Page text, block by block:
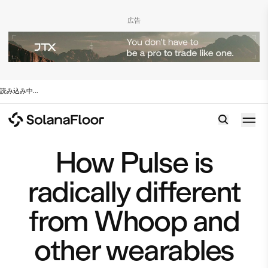
広告
読み込み中...
How Pulse is
radically different
from Whoop and
other wearables